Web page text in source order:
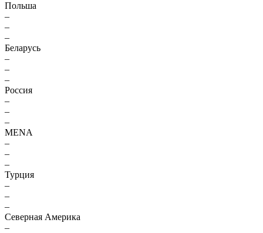
Польша
–
–
–
Беларусь
–
–
–
Россия
–
–
–
MENA
–
–
–
Турция
–
–
–
Северная Америка
–